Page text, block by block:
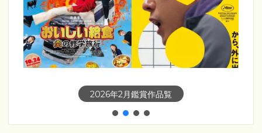
2026年3月鑑賞作品